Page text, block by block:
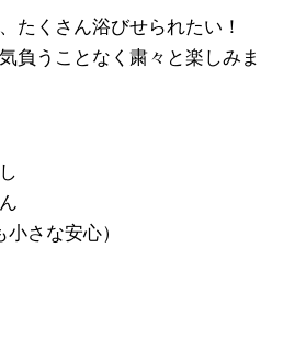
たくさん浴びせられたい！
負うことなく粛々と楽しみま
小さな安心）